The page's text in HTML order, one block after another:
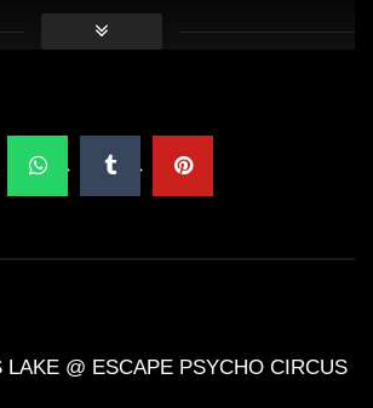
LAKE @ ESCAPE PSYCHO CIRCUS